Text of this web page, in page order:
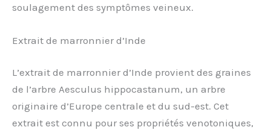
soulagement des symptômes veineux.
Extrait de marronnier d’Inde
L’extrait de marronnier d’Inde provient des graines
de l’arbre Aesculus hippocastanum, un arbre
originaire d’Europe centrale et du sud-est. Cet
extrait est connu pour ses propriétés venotoniques,